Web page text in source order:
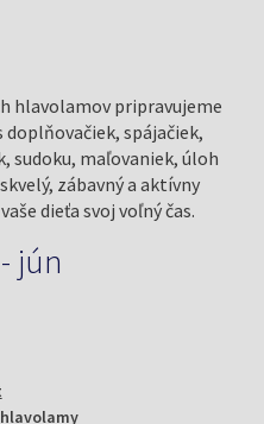
hlavolamov pripravujeme
spájačiek,
sudoku, maľovaniek, úloh
zábavný a aktívny
dieťa svoj voľný čas.
jún